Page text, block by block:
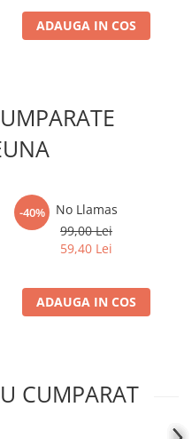
ADAUGA IN COS
-40%
No Llamas
99,00 Lei
59,40 Lei
ADAUGA IN COS
CUMPARAT